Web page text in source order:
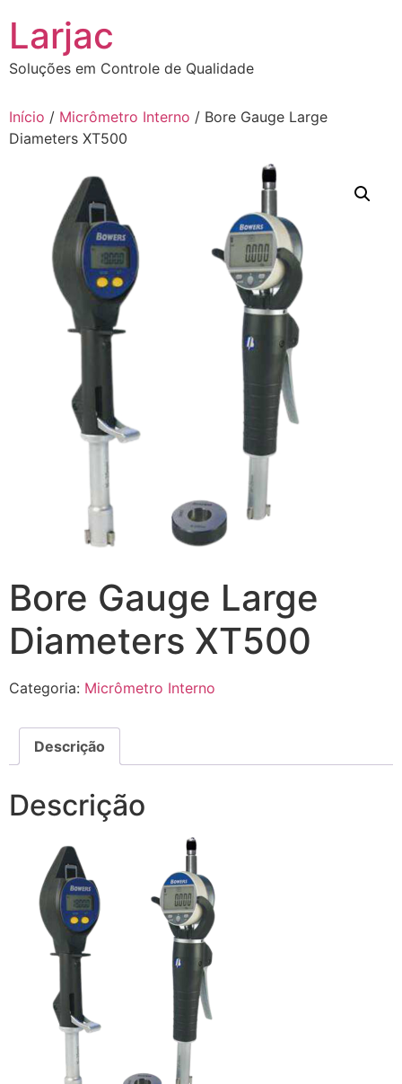
conteúdo
Larjac
Soluções em Controle de Qualidade
Início / Micrômetro Interno / Bore Gauge Large
Diameters XT500
Bore Gauge Large
Diameters XT500
Categoria: Micrômetro Interno
Descrição
Descrição